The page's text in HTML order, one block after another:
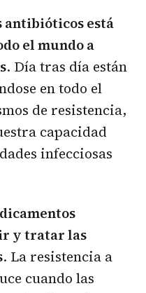
antibióticos está
el mundo a
. Día tras día están
en todo el
de resistencia,
capacidad
infecciosas
y tratar las
. La resistencia a
cuando las